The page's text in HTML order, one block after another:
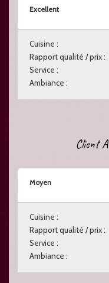
Excellent
Cuisine :
Rapport qualité / prix :
Service :
Ambiance :
Client A
Moyen
Cuisine :
Rapport qualité / prix :
Service :
Ambiance :